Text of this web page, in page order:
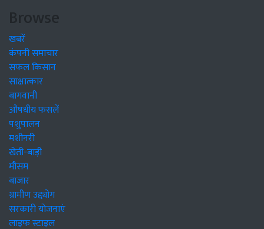
Browse
खबरें
कंपनी समाचार
सफल किसान
साक्षात्कार
बागवानी
औषधीय फसलें
पशुपालन
मशीनरी
खेती-बाड़ी
मौसम
बाजार
ग्रामीण उद्द्योग
सरकारी योजनाएं
लाइफ स्टाइल